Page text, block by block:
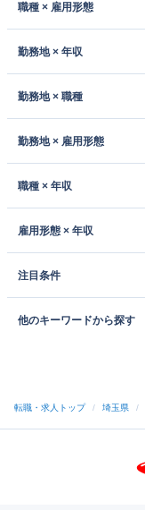
職種 × 雇用形態
勤務地 × 年収
勤務地 × 職種
勤務地 × 雇用形態
職種 × 年収
雇用形態 × 年収
注目条件
他のキーワードから探す
転職・求人トップ / 埼玉県 /